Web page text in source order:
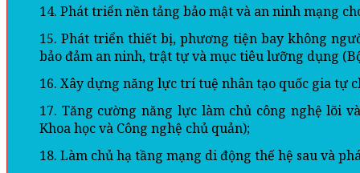
14. Phát triển nền tảng bảo mật và an ninh mạng
15. Phát triển thiết bị, phương tiện bay không
bảo đảm an ninh, trật tự và mục tiêu lưỡng dụng
16. Xây dựng năng lực trí tuệ nhân tạo quốc gia tự
17. Tăng cường năng lực làm chủ công nghệ lõi
Khoa học và Công nghệ chủ quản);
18. Làm chủ hạ tầng mạng di động thế hệ sau và